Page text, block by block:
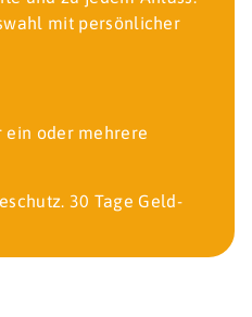
mit persönlicher
ein oder mehrere
30 Tage Geld-